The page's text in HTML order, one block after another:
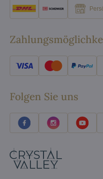
Folgen Sie uns